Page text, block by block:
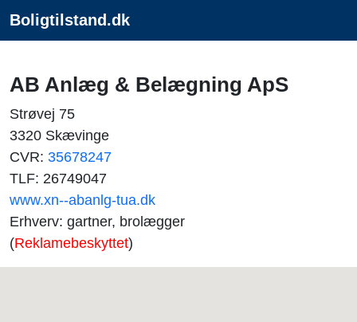
Boligtilstand.dk
AB Anlæg & Belægning ApS
Strøvej 75
3320 Skævinge
CVR: 35678247
TLF: 26749047
www.xn--abanlg-tua.dk
Erhverv: gartner, brolægger
(Reklamebeskyttet)